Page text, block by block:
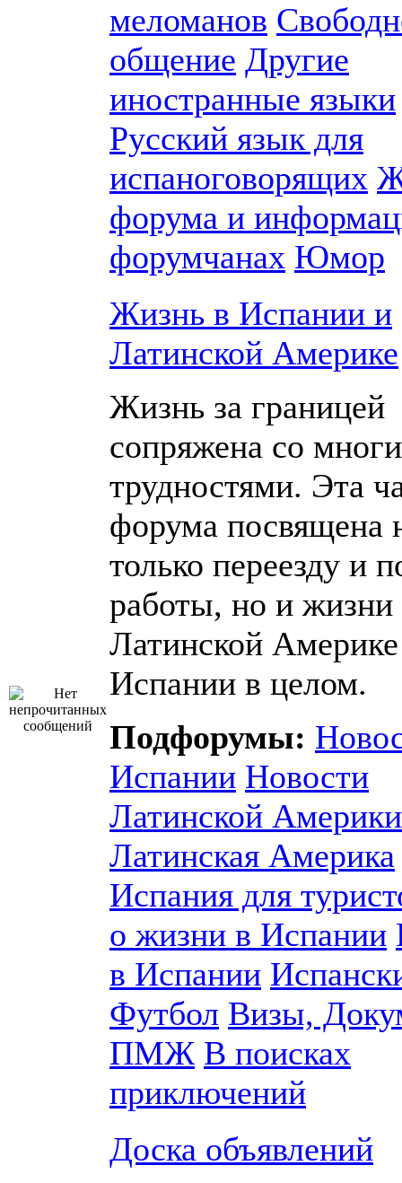
меломанов
общение Другие
иностранные языки
Русский язык для
испаноговорящих
форума и
форумчанах Юмор
Жизнь в Испании и
Латинской Америке
Жизнь за границей
сопряжена со
трудностями. Эта
форума посвящена
только переезду и
работы, но и жизни
Латинской
Испании в целом.
Подфорумы:
Испании Новости
Латинской Америки
Латинская Америка
Испания для
о жизни в Испании
в Испании
Футбол Визы,
ПМЖ В поисках
приключений
Доска объявлений